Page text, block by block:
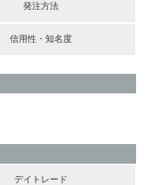
発注方法
信用性・知名度
デイトレード